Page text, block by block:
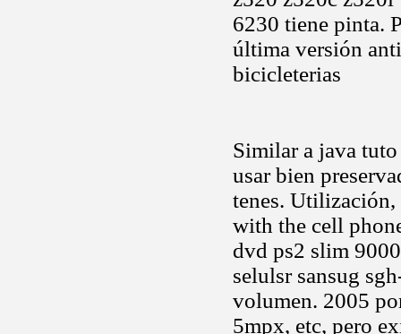
6230 tiene pinta.
última versión
bicicleterias
Similar a java
usar bien
tenes.
with the cell
dvd ps2 slim
selulsr sansug
volumen. 2005
5mpx, etc, pero